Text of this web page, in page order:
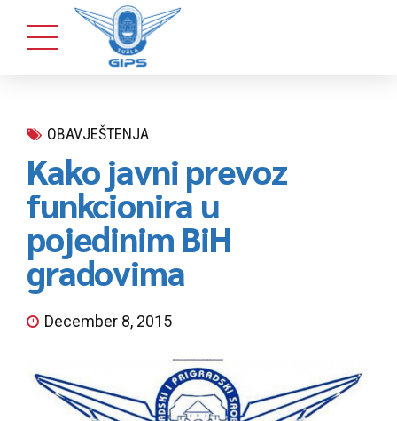
OBAVJEŠTENJA
Kako javni prevoz
funkcionira u
pojedinim BiH
gradovima
December 8, 2015